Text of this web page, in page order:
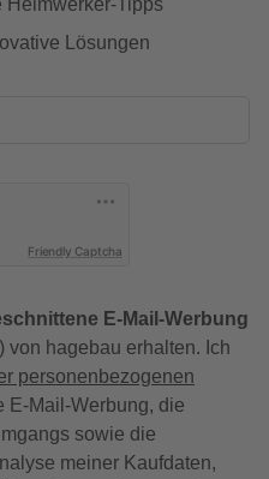
Lösungen
Friendly Captcha
E-Mail-Werbung
von hagebau erhalten. Ich
personenbezogenen
E-Mail-Werbung, die
sowie die
meiner Kaufdaten,